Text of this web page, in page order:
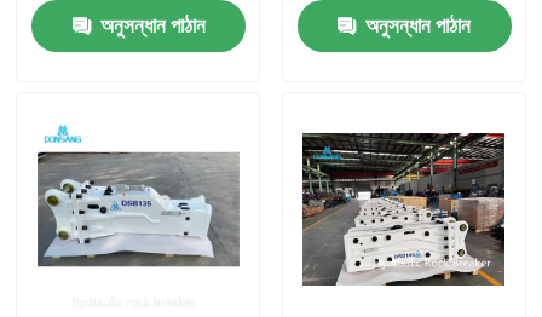
বাড়ি
পণ্য
অনুসন্ধান পাঠান
অনুসন্ধান পাঠান